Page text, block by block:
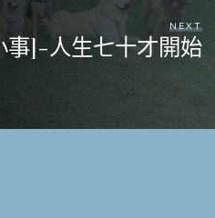
NEXT
事]-人生七十才開始